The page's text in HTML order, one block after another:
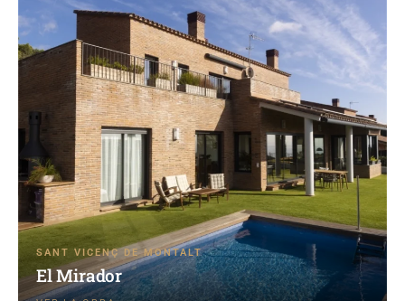
SANT VICENÇ DE MONTALT
El Mirador